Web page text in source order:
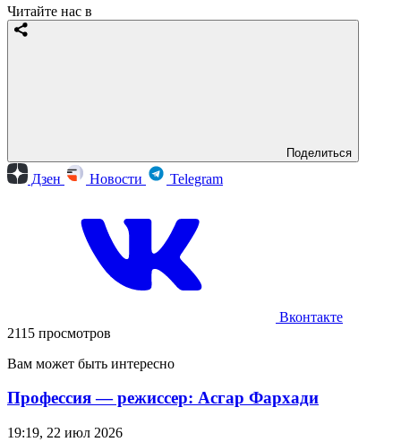
Читайте нас в
Поделиться
Дзен Новости Telegram
Вконтакте
2115 просмотров
Вам может быть интересно
Профессия — режиссер: Асгар Фархади
19:19, 22 июл 2026